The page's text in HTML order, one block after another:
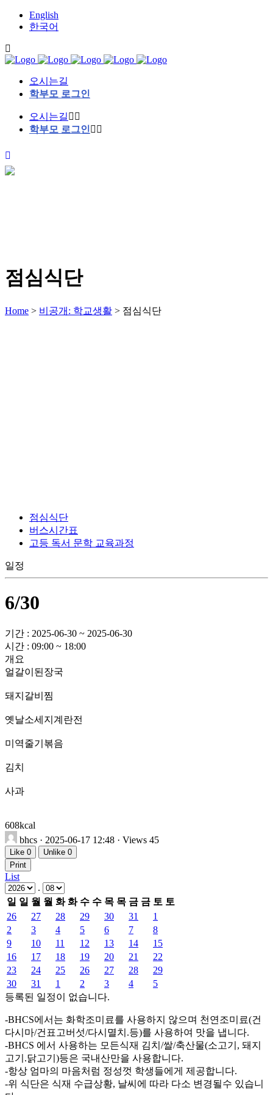
English
한국어
오시는길
학부모 로그인
오시는길
학부모 로그인
점심식단
Home > 비공개: 학교생활 > 점심식단
점심식단
버스시간표
고등 독서 문학 교육과정
일정
6/30
기간 : 2025-06-30 ~ 2025-06-30
시간 : 09:00 ~ 18:00
개요
얼갈이된장국
돼지갈비찜
옛날소세지계란전
미역줄기볶음
김치
사과
608kcal
bhcs · 2025-06-17 12:48 · Views 45
Like 0 Unlike 0
Print
List
.
일 일 월 월 화 화 수 수 목 목 금 금 토 토
26
27 28 29 30 31
1
2
3 4 5 6 7
8
9
10 11 12 13 14
15
16
17 18 19 20 21
22
23
24 25 26 27 28
29
30
31 1 2 3 4
5
등록된 일정이 없습니다.
-BHCS에서는 화학조미료를 사용하지 않으며 천연조미료(건
다시마/건표고버섯/다시멸치.등)를 사용하여 맛을 냅니다.
-BHCS 에서 사용하는 모든식재 김치/쌀/축산물(소고기, 돼지
고기.닭고기)등은 국내산만을 사용합니다.
-항상 엄마의 마음처럼 정성껏 학생들에게 제공합니다.
-위 식단은 식재 수급상황, 날씨에 따라 다소 변경될수 있습니